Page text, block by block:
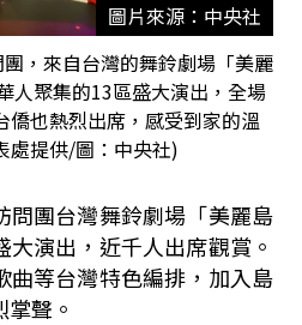
圖片來源：中央社
，來自台灣的舞鈴劇場「美麗
人聚集的13區盛大演出，全場
僑也熱烈出席，感受到家的溫
處提供/圖：中央社)
問團台灣舞鈴劇場「美麗島
演出，近千人出席觀賞。
曲等台灣特色編排，加入島
聲。